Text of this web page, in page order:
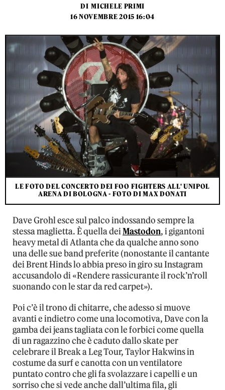
DI MICHELE PRIMI
16 NOVEMBRE 2015 16:04
LE FOTO DEL CONCERTO DEI FOO FIGHTERS ALL' UNIPOL
ARENA DI BOLOGNA - FOTO DI MAX DONATI
Dave Grohl esce sul palco indossando sempre la
stessa maglietta. È quella deiMastodon, i gigantoni
heavy metal di Atlanta che da qualche anno sono
una delle sue band preferite (nonostante il cantante
dei Brent Hinds lo abbia preso in giro su Instagram
accusandolo di «Rendere rassicurante il rock’n’roll
suonando con le star da red carpet»).
Poi c’è il trono di chitarre, che adesso si muove
avanti e indietro come una locomotiva, Dave con la
gamba dei jeans tagliata con le forbici come quella
di un ragazzino che è caduto dallo skate per
celebrare il Break a Leg Tour, Taylor Hakwins in
costume da surf e canotta con un ventilatore
puntato contro che gli fa svolazzare i capelli e un
sorriso che si vede anche dall’ultima fila, gli